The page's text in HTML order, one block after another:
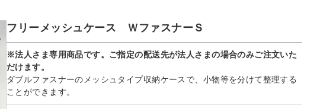
フリーメッシュケース ＷファスナーＳ
※法人さま専用商品です。ご指定の配送先が法人さまの場合のみご注文いた
だけます。
ダブルファスナーのメッシュタイプ収納ケースで、小物等を分けて整理する
ことができます。